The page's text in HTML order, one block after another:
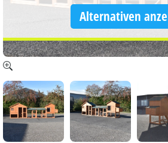
Alternativen